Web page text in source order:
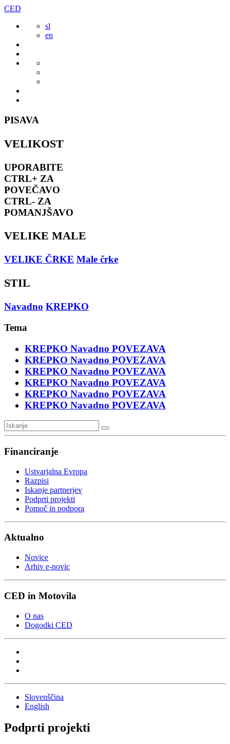
Preskoči
vsebine
CED
sl
en
PISAVA
VELIKOST
UPORABITE
CTRL+ ZA
POVEČAVO
CTRL- ZA
POMANJŠAVO
VELIKE MALE
VELIKE ČRKE Male črke
STIL
Navadno KREPKO
Tema
KREPKO Navadno POVEZAVA
KREPKO Navadno POVEZAVA
KREPKO Navadno POVEZAVA
KREPKO Navadno POVEZAVA
KREPKO Navadno POVEZAVA
KREPKO Navadno POVEZAVA
Financiranje
Ustvarjalna Evropa
Razpisi
Iskanje partnerjev
Podprti projekti
Pomoč in podpora
Aktualno
Novice
Arhiv e-novic
CED in Motovila
O nas
Dogodki CED
Slovenščina
English
Podprti projekti